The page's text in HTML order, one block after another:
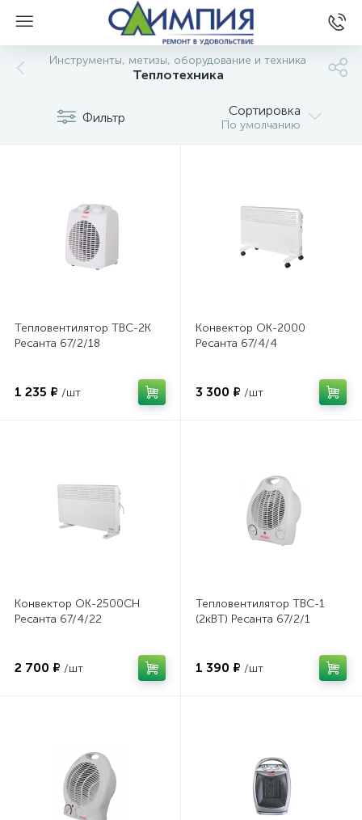
Инструменты, метизы, оборудование и техника
Теплотехника
Фильтр Сортировка
По умолчанию
Тепловентилятор ТВC-2K
Ресанта 67/2/18
1 235 ₽ /шт
Конвектор ОК-2000
Ресанта 67/4/4
3 300 ₽ /шт
Конвектор ОК-2500СН
Ресанта 67/4/22
2 700 ₽ /шт
Тепловентилятор ТВС-1
(2кВТ) Ресанта 67/2/1
1 390 ₽ /шт